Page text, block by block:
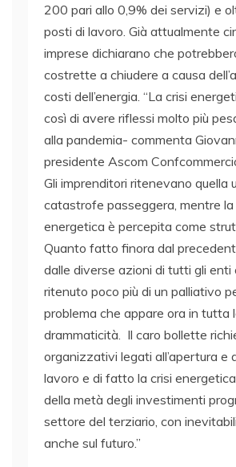
200 pari allo 0,9% dei servizi) e
posti di lavoro. Già attualmente
imprese dichiarano che
costrette a chiudere a causa
costi dell’energia. “La crisi
così di avere riflessi molto più
alla pandemia- commenta
presidente Ascom
Gli imprenditori ritenevano quella
catastrofe passeggera, mentre la
energetica è percepita come
Quanto fatto finora dal
dalle diverse azioni di tutti gli enti
ritenuto poco più di un palliativo
problema che appare ora in tutta
drammaticità. Il caro bollette
organizzativi legati all’apertura e
lavoro e di fatto la crisi
della metà degli investimenti
settore del terziario, con
anche sul futuro.”